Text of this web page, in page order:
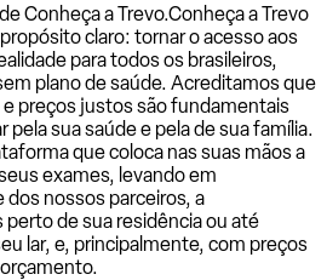
Conheça a Trevo.Conheça a Trevo
claro: tornar o acesso aos
para todos os brasileiros,
plano de saúde. Acreditamos que
preços justos são fundamentais
pela sua saúde e pela de sua família.
que coloca nas suas mãos a
exames, levando em
dos nossos parceiros, a
de sua residência ou até
lar, e, principalmente, com preços